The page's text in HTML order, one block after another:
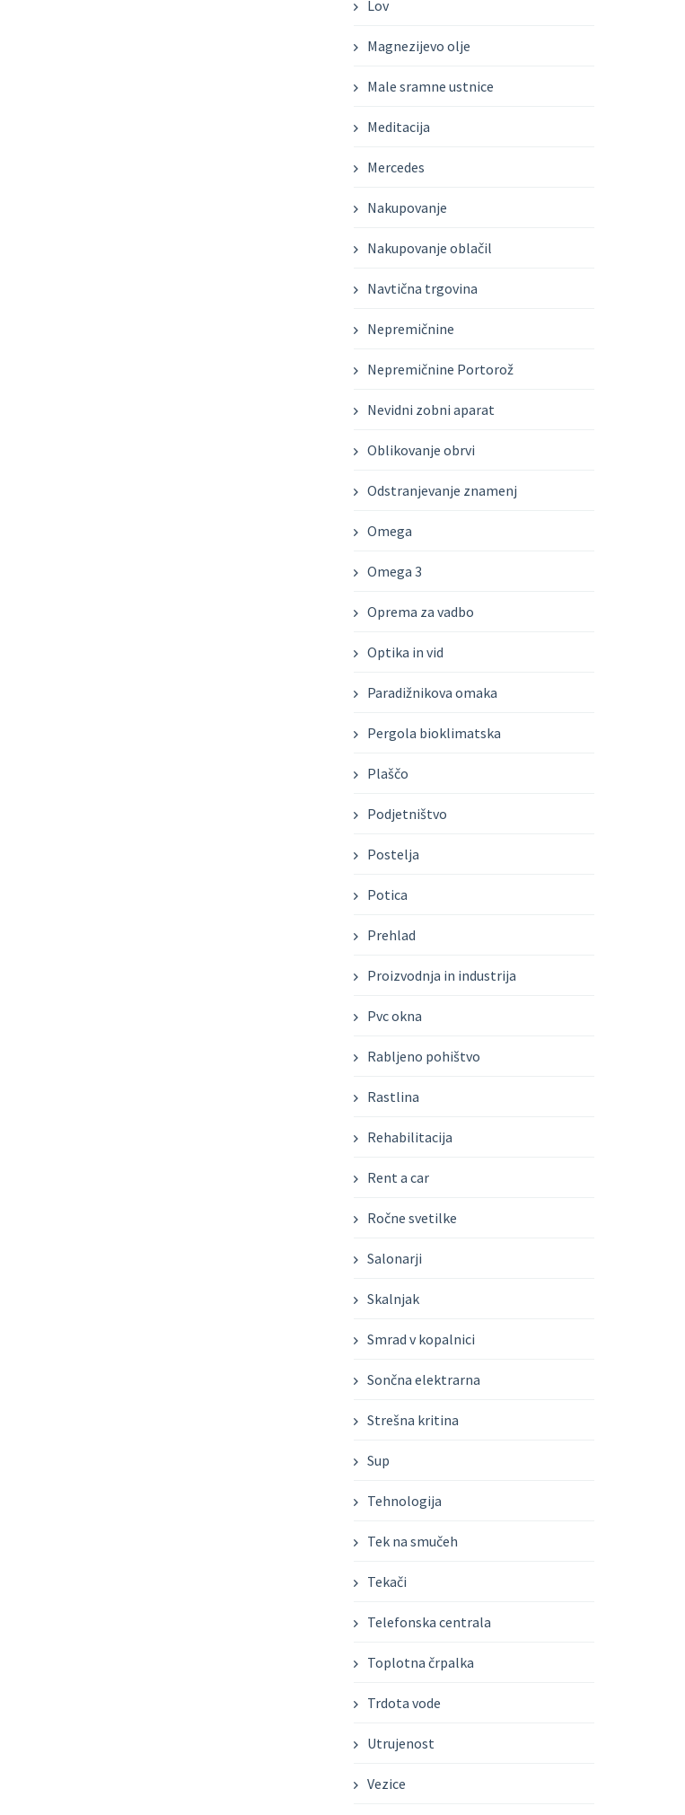
Lov
Magnezijevo olje
Male sramne ustnice
Meditacija
Mercedes
Nakupovanje
Nakupovanje oblačil
Navtična trgovina
Nepremičnine
Nepremičnine Portorož
Nevidni zobni aparat
Oblikovanje obrvi
Odstranjevanje znamenj
Omega
Omega 3
Oprema za vadbo
Optika in vid
Paradižnikova omaka
Pergola bioklimatska
Plaščo
Podjetništvo
Postelja
Potica
Prehlad
Proizvodnja in industrija
Pvc okna
Rabljeno pohištvo
Rastlina
Rehabilitacija
Rent a car
Ročne svetilke
Salonarji
Skalnjak
Smrad v kopalnici
Sončna elektrarna
Strešna kritina
Sup
Tehnologija
Tek na smučeh
Tekači
Telefonska centrala
Toplotna črpalka
Trdota vode
Utrujenost
Vezice